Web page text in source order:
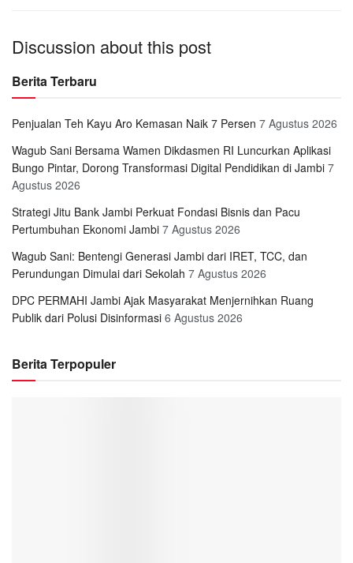
Discussion about this post
Berita Terbaru
Penjualan Teh Kayu Aro Kemasan Naik 7 Persen 7 Agustus 2026
Wagub Sani Bersama Wamen Dikdasmen RI Luncurkan Aplikasi
Bungo Pintar, Dorong Transformasi Digital Pendidikan di Jambi 7
Agustus 2026
Strategi Jitu Bank Jambi Perkuat Fondasi Bisnis dan Pacu
Pertumbuhan Ekonomi Jambi 7 Agustus 2026
Wagub Sani: Bentengi Generasi Jambi dari IRET, TCC, dan
Perundungan Dimulai dari Sekolah 7 Agustus 2026
DPC PERMAHI Jambi Ajak Masyarakat Menjernihkan Ruang
Publik dari Polusi Disinformasi 6 Agustus 2026
Berita Terpopuler